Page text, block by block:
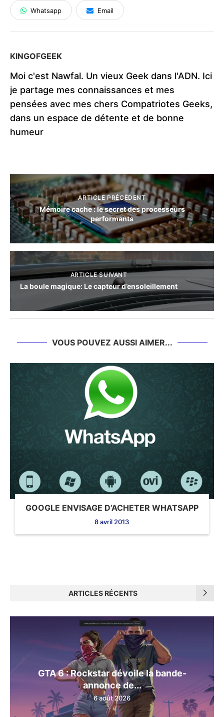
Whatsapp Email
KINGOFGEEK
Moi c'est Nawfal. Un vieux Geek dans l'ADN. Ici
je partage mes connaissances et mes
pensées avec mes chers Compatriotes Geeks,
dans un espace de détente et de bonne
humeur
ARTICLE PRÉCÈDENT
Mémoire cache : le secret des processeurs
performants
ARTICLE SUIVANT
La boule magique: Le capteur d’ensoleillement
VOUS POUVEZ AUSSI AIMER...
GOOGLE ENVISAGE D’ACHETER WHATSAPP
8 avril 2013
ARTICLES RÉCENTS
GTA 6 : Rockstar dévoile la bande-
annonce de...
6 août 2026